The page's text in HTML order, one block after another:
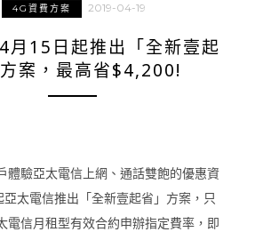
4G資費方案 2019-04-19
月15日起推出「全新壹起
案，最高省$4,200!
體驗亞太電信上網、通話雙飽的優惠資
太電信推出「全新壹起省」方案，只
電信月租型有效合約申辦指定費率，即